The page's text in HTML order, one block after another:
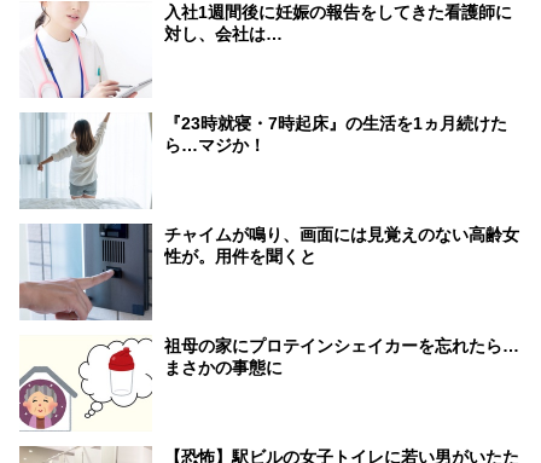
入社1週間後に妊娠の報告をしてきた看護師に
対し、会社は…
『23時就寝・7時起床』の生活を1ヵ月続けた
ら…マジか！
チャイムが鳴り、画面には見覚えのない高齢女
性が。用件を聞くと
祖母の家にプロテインシェイカーを忘れたら…
まさかの事態に
【恐怖】駅ビルの女子トイレに若い男がいたた